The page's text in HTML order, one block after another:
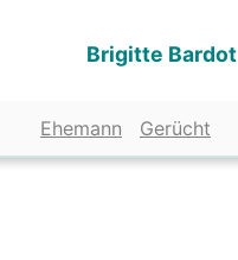
Brigitte Bardot
Ehemann Gerücht